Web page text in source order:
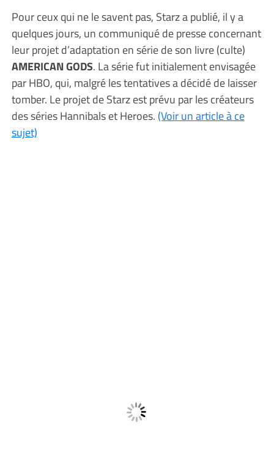
Pour ceux qui ne le savent pas, Starz a publié, il y a
quelques jours, un communiqué de presse concernant
leur projet d’adaptation en série de son livre (culte)
AMERICAN GODS. La série fut initialement envisagée
par HBO, qui, malgré les tentatives a décidé de laisser
tomber. Le projet de Starz est prévu par les créateurs
des séries Hannibals et Heroes. (Voir un article à ce
sujet)